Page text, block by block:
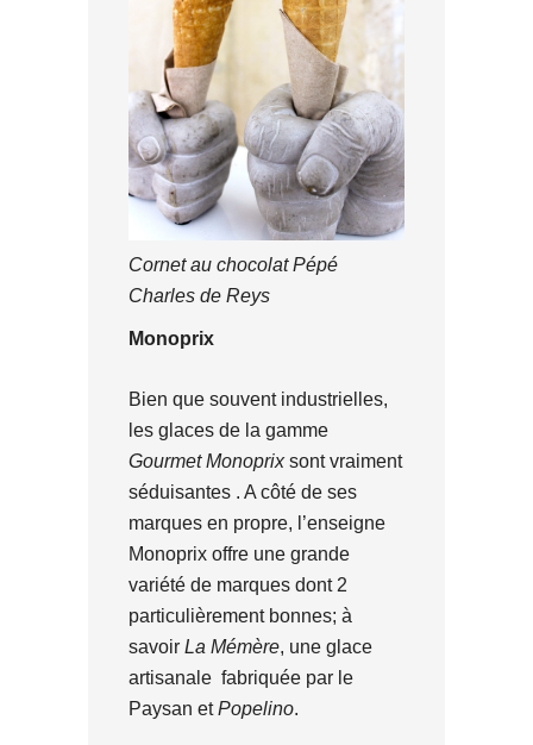
Cornet au chocolat Pépé
Charles de Reys
Monoprix
Bien que souvent industrielles,
les glaces de la gamme
Gourmet Monoprixsont vraiment
séduisantes . A côté de ses
marques en propre, l’enseigne
Monoprix offre une grande
variété de marques dont 2
particulièrement bonnes; à
savoir La Mémère, une glace
artisanale fabriquée par le
Paysan etPopelino.